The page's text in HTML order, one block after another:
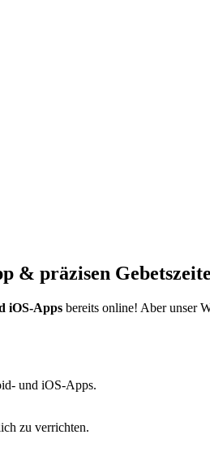
& präzisen
iOS-Apps bereits online! Aber unser
und iOS-Apps.
zu verrichten.